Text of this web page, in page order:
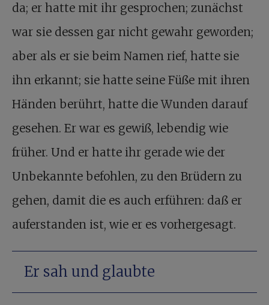
da; er hatte mit ihr gesprochen; zunächst
war sie dessen gar nicht gewahr geworden;
aber als er sie beim Namen rief, hatte sie
ihn erkannt; sie hatte seine Füße mit ihren
Händen berührt, hatte die Wunden darauf
gesehen. Er war es gewiß, lebendig wie
früher. Und er hatte ihr gerade wie der
Unbekannte befohlen, zu den Brüdern zu
gehen, damit die es auch erführen: daß er
auferstanden ist, wie er es vorhergesagt.
Er sah und glaubte